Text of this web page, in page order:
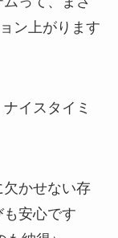
ン上がります
イスタイミ
かせない存
安心です